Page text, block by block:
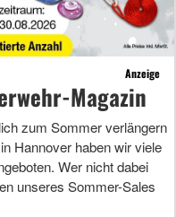
Anzeige
Magazin
zum Sommer verlängern
Hannover haben wir viele
Wer nicht dabei
unseres Sommer-Sales